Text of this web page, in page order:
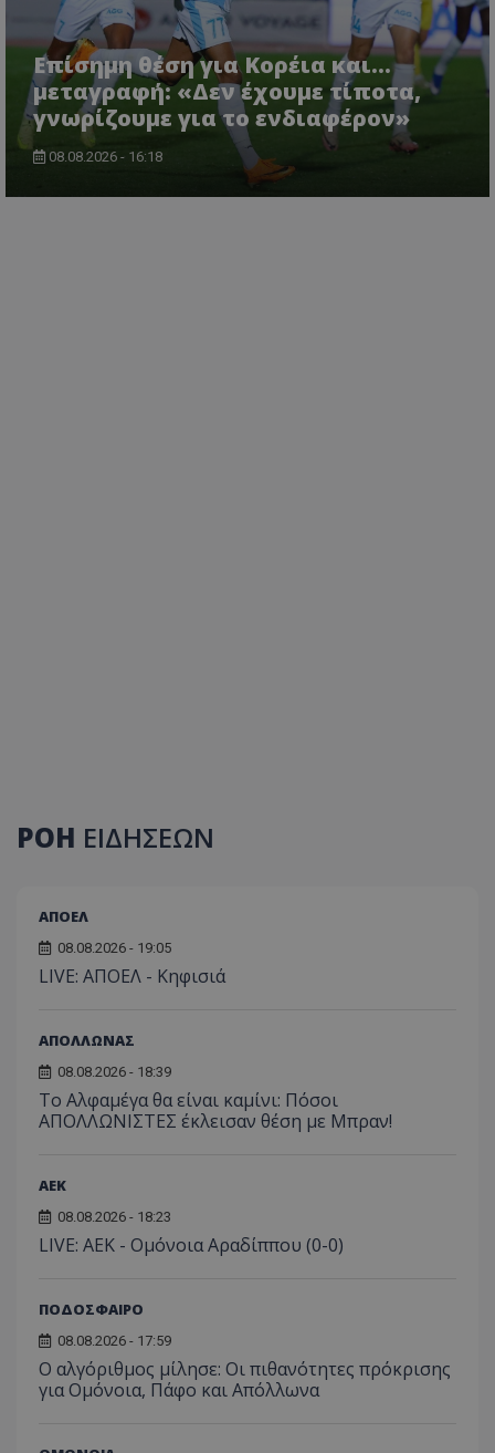
Επίσημη θέση για Κορέια και...
μεταγραφή: «Δεν έχουμε τίποτα,
γνωρίζουμε για το ενδιαφέρον»
08.08.2026 - 16:18
ΡΟΗ ΕΙΔΗΣΕΩΝ
ΑΠΟΕΛ
08.08.2026 - 19:05
LIVE: ΑΠΟΕΛ - Κηφισιά
ΑΠΟΛΛΩΝΑΣ
08.08.2026 - 18:39
Το Αλφαμέγα θα είναι καμίνι: Πόσοι
ΑΠΟΛΛΩΝΙΣΤΕΣ έκλεισαν θέση με Μπραν!
ΑEK
08.08.2026 - 18:23
LIVE: ΑΕΚ - Ομόνοια Αραδίππου (0-0)
ΠΟΔΟΣΦΑΙΡΟ
08.08.2026 - 17:59
Ο αλγόριθμος μίλησε: Οι πιθανότητες πρόκρισης
για Ομόνοια, Πάφο και Απόλλωνα